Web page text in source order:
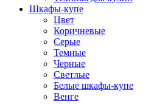
Шкафы-купе
Цвет
Коричневые
Серые
Темные
Черные
Светлые
Белые шкафы-купе
Венге